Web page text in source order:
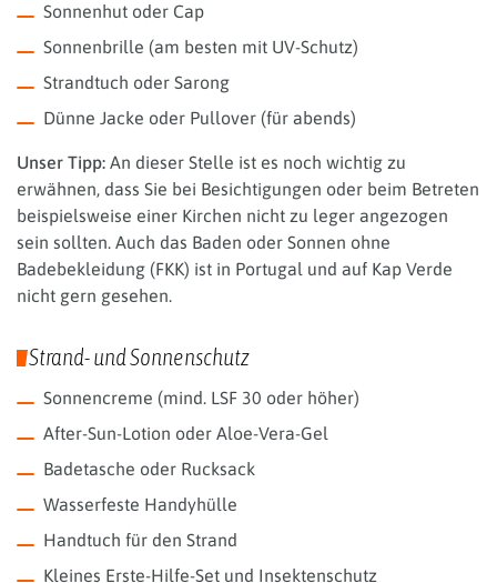
Sonnenhut oder Cap
Sonnenbrille (am besten mit UV-Schutz)
Strandtuch oder Sarong
Dünne Jacke oder Pullover (für abends)
Unser Tipp: An dieser Stelle ist es noch wichtig zu
erwähnen, dass Sie bei Besichtigungen oder beim Betreten
beispielsweise einer Kirchen nicht zu leger angezogen
sein sollten. Auch das Baden oder Sonnen ohne
Badebekleidung (FKK) ist in Portugal und auf Kap Verde
nicht gern gesehen.
Strand- und Sonnenschutz
Sonnencreme (mind. LSF 30 oder höher)
After-Sun-Lotion oder Aloe-Vera-Gel
Badetasche oder Rucksack
Wasserfeste Handyhülle
Handtuch für den Strand
Kleines Erste-Hilfe-Set und Insektenschutz